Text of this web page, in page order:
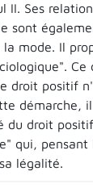
II. Ses
sont
mode. Il
droit positif
démarche,
droit
qui,
légalité.